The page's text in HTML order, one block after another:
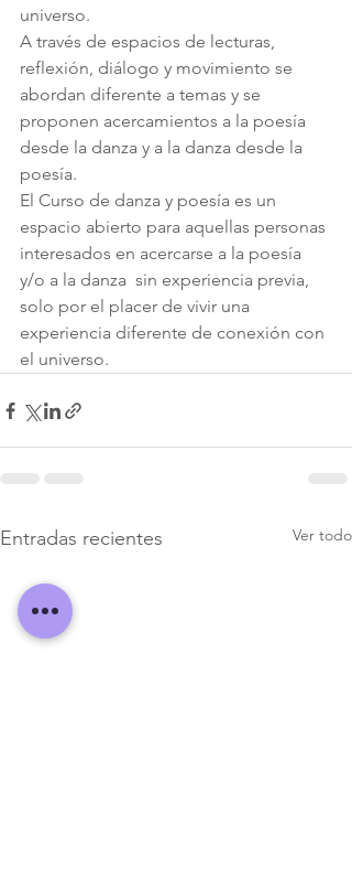
universo.
A través de espacios de lecturas,
reflexión, diálogo y movimiento se
abordan diferente a temas y se
proponen acercamientos a la poesía
desde la danza y a la danza desde la
poesía.
El Curso de danza y poesía es un
espacio abierto para aquellas personas
interesados en acercarse a la poesía
y/o a la danza  sin experiencia previa,
solo por el placer de vivir una
experiencia diferente de conexión con
el universo.
Entradas recientes Ver todo